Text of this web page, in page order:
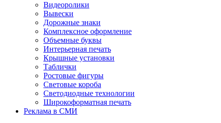
Видеоролики
Вывески
Дорожные знаки
Комплексное оформление
Объемные буквы
Интерьерная печать
Крышные установки
Таблички
Ростовые фигуры
Световые короба
Светодиодные технологии
Широкоформатная печать
Реклама в СМИ